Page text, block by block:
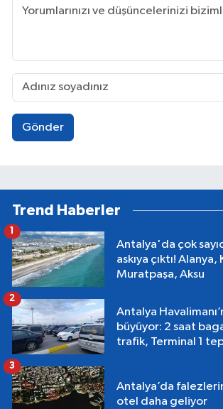
Gönder
Trend Haberler
Antalya'da çok
askıya çıktı! Alanya,
Muratpaşa, Aksu
Antalya
büyüyor: 2 saat
trafik, Terminal 1
2
Antalya’da
otel daha geliyor
3